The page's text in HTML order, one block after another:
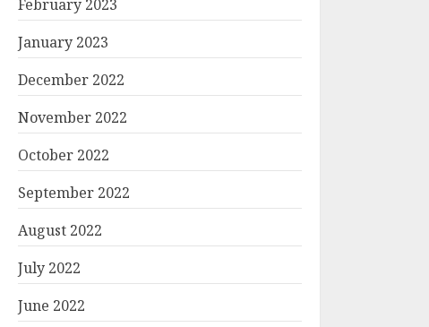
February 2023
January 2023
December 2022
November 2022
October 2022
September 2022
August 2022
July 2022
June 2022